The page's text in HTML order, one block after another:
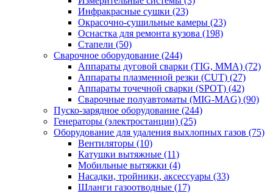
Инфракрасные сушки (23)
Окрасочно-сушильные камеры (23)
Оснастка для ремонта кузова (198)
Стапели (50)
Сварочное оборудование (244)
Аппараты дуговой сварки (TIG, MMA) (72)
Аппараты плазменной резки (CUT) (27)
Аппараты точечной сварки (SPOT) (42)
Сварочные полуавтоматы (MIG-MAG) (90)
Пуско-зарядное оборудование (244)
Генераторы (электростанции) (25)
Оборудование для удаления выхлопных газов (75)
Вентиляторы (10)
Катушки вытяжные (11)
Мобильные вытяжки (4)
Насадки, тройники, аксессуары (33)
Шланги газоотводные (17)